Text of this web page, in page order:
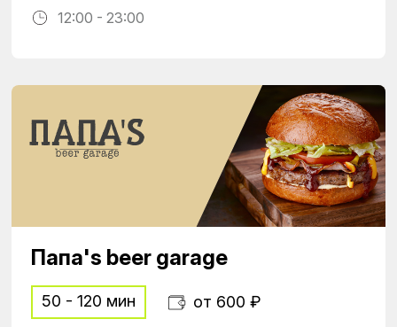
12:00 - 23:00
Папа's beer garage
50 - 120 мин от 600 ₽